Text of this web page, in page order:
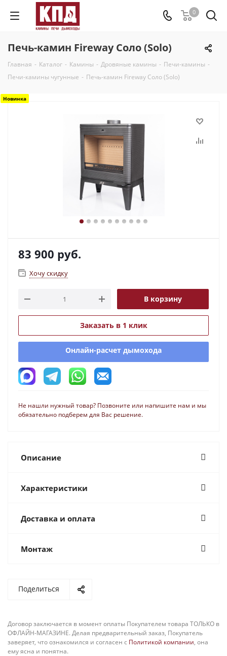
0
Печь-камин Fireway Соло (Solo)
Главная - Каталог - Камины - Дровяные камины - Печи-камины -
Печи-камины чугунные - Печь-камин Fireway Соло (Solo)
Новинка
83 900 руб.
Хочу скидку
В корзину
Заказать в 1 клик
Онлайн-расчет дымохода
Не нашли нужный товар? Позвоните или напишите нам и мы
обязательно подберем для Вас решение.
Описание
Характеристики
Доставка и оплата
Монтаж
Поделиться
Договор заключается в момент оплаты Покупателем товара ТОЛЬКО в
ОФЛАЙН-МАГАЗИНЕ. Делая предварительный заказ, Покупатель
заверяет, что ознакомился и согласен с Политикой компании, она
ему ясна и понятна.